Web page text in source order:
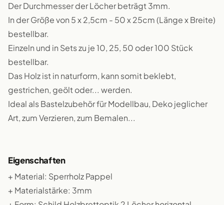
Der Durchmesser der Löcher beträgt 3mm.
In der Größe von 5 x 2,5cm - 50 x 25cm (Länge x Breite)
bestellbar.
Einzeln und in Sets zu je 10, 25, 50 oder 100 Stück
bestellbar.
Das Holz ist in naturform, kann somit beklebt,
gestrichen, geölt oder... werden.
Ideal als Bastelzubehör für Modellbau, Deko jeglicher
Art, zum Verzieren, zum Bemalen...
Eigenschaften
+ Material: Sperrholz Pappel
+ Materialstärke: 3mm